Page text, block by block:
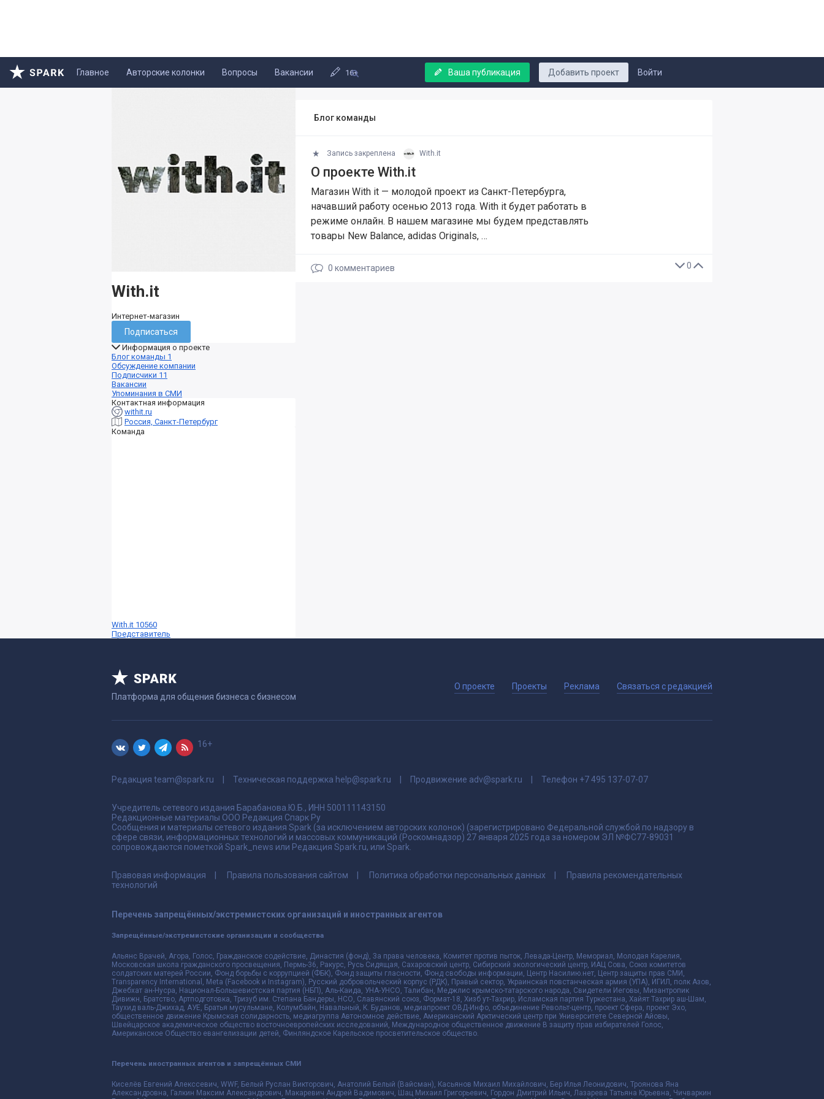
Войти
Добавить проект
Главное Авторские колонки Вопросы Вакансии Ваша публикация
16+
With.it
Интернет-магазин
Подписаться
Информация о проекте
Блог команды 1
Обсуждение компании
Подписчики 11
Вакансии
Упоминания в СМИ
Контактная информация
withit.ru
Россия, Санкт-Петербург
Команда
With.it 10560
Представитель
Блог команды
Запись закреплена With.it
О проекте With.it
Магазин With it — молодой проект из Санкт-Петербурга,
начавший работу осенью 2013 года. With it будет работать в
режиме онлайн. В нашем магазине мы будем представлять
товары New Balance, adidas Originals, …
0
0 комментариев
Платформа для общения бизнеса с бизнесом
О проекте Проекты Реклама Связаться с редакцией
16+
Редакция team@spark.ru Техническая поддержка help@spark.ru Продвижение adv@spark.ru Телефон +7 495 137-07-07
Учредитель сетевого издания Барабанова.Ю.Б., ИНН 500111143150
Редакционные материалы ООО Редакция Спарк Ру
Сообщения и материалы сетевого издания Spark (за исключением авторских колонок) (зарегистрировано Федеральной службой по надзору в
сфере связи, информационных технологий и массовых коммуникаций (Роскомнадзор) 27 января 2025 года за номером ЭЛ №ФС77-89031
сопровождаются пометкой Spark_news или Редакция Spark.ru, или Spark.
Правовая информация Правила пользования сайтом Политика обработки персональных данных
Правила рекомендательных
технологий
Перечень запрещённых/экстремистских организаций и иностранных агентов
Запрещённые/экстремистские организации и сообщества
Альянс Врачей, Агора, Голос, Гражданское содействие, Династия (фонд), За права человека, Комитет против пыток, Левада-Центр, Мемориал, Молодая Карелия,
Московская школа гражданского просвещения, Пермь-36, Ракурс, Русь Сидящая, Сахаровский центр, Сибирский экологический центр, ИАЦ Сова, Союз комитетов
солдатских матерей России, Фонд борьбы с коррупцией (ФБК), Фонд защиты гласности, Фонд свободы информации, Центр Насилию.нет, Центр защиты прав СМИ,
Transparency International, Meta (Facebook и Instagram), Русский добровольческий корпус (РДК), Правый сектор, Украинская повстанческая армия (УПА), ИГИЛ, полк Азов,
Джебхат ан-Нусра, Национал-Большевистская партия (НБП), Аль-Каида, УНА-УНСО, Талибан, Меджлис крымско-татарского народа, Свидетели Иеговы, Мизантропик
Дивижн, Братство, Артподготовка, Тризуб им. Степана Бандеры, НСО, Славянский союз, Формат-18, Хизб ут-Тахрир, Исламская партия Туркестана, Хайят Тахрир аш-Шам,
Таухид валь-Джихад, АУЕ, Братья мусульмане, Колумбайн, Навальный, К. Буданов, медиапроект ОВД-Инфо, объединение Револьт-центр, проект Сфера, проект Эхо,
общественное движение Крымская солидарность, медиагруппа Автономное действие, Американский Арктический центр при Университете Северной Айовы,
Швейцарское академическое общество восточноевропейских исследований, Международное общественное движение В защиту прав избирателей Голос,
Американское Общество евангелизации детей, Финляндское Карельское просветительское общество.
Перечень иностранных агентов и запрещённых СМИ
Киселёв Евгений Алекссевич, WWF, Белый Руслан Викторович, Анатолий Белый (Вайсман), Касьянов Михаил Михайлович, Бер Илья Леонидович, Троянова Яна
Александровна, Галкин Максим Александрович, Макаревич Андрей Вадимович, Шац Михаил Григорьевич, Гордон Дмитрий Ильич, Лазарева Татьяна Юрьевна, Чичваркин